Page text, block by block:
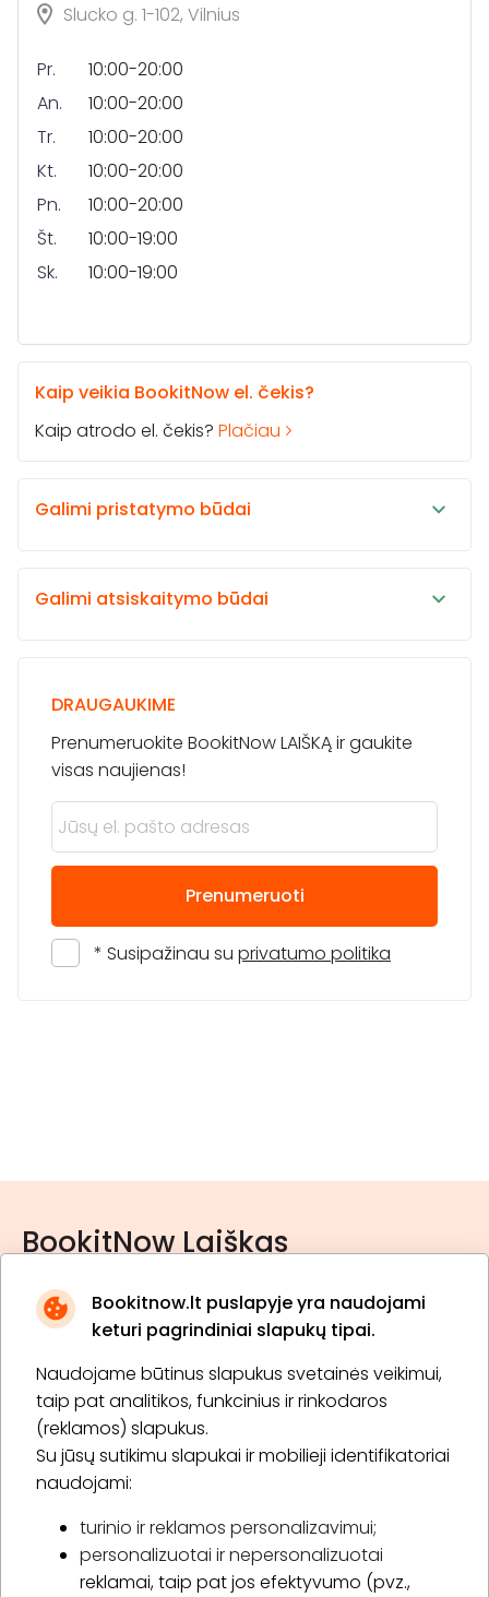
Bookitnow.lt puslapyje yra naudojami
keturi pagrindiniai slapukų tipai.
Naudojame būtinus slapukus svetainės veikimui,
taip pat analitikos, funkcinius ir rinkodaros
(reklamos) slapukus.
Su jūsų sutikimu slapukai ir mobilieji identifikatoriai
naudojami:
turinio ir reklamos personalizavimui;
personalizuotai ir nepersonalizuotai
reklamai, taip pat jos efektyvumo (pvz.,
Slucko g. 1-102, Vilnius
Pr.
10:00-20:00
An.
10:00-20:00
Tr.
10:00-20:00
Kt.
10:00-20:00
Pn.
10:00-20:00
Št.
10:00-19:00
Sk.
10:00-19:00
Kaip veikia BookitNow el. čekis?
Kaip atrodo el. čekis? Plačiau
Galimi pristatymo būdai
Galimi atsiskaitymo būdai
DRAUGAUKIME
Prenumeruokite BookitNow LAIŠKĄ ir gaukite
visas naujienas!
Prenumeruoti
* Susipažinau su privatumo politika
BookitNow Laiškas
* Susipažinau su privatumo politika
Prenumeruoti
Apie „BookitNow“